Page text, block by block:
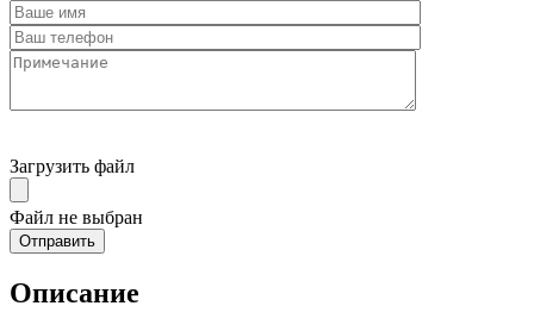
Загрузить файл
Файл не выбран
Описание